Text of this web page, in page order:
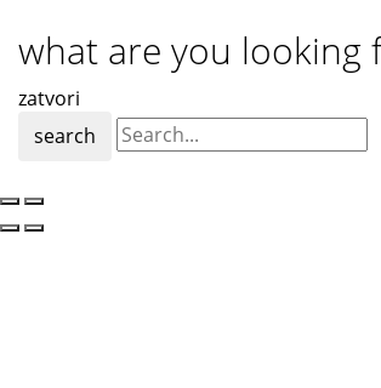
what are you looking
zatvori
search